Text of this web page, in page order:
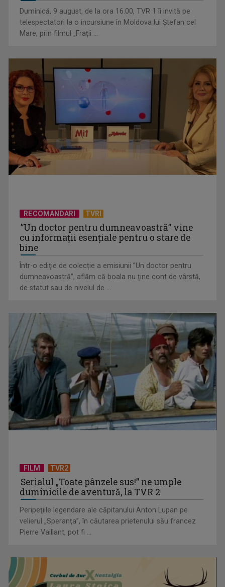
Visul începe la „Vedeta Familiei”! Au început înscrierile
pentru sezonul 9
Octavian Cotescu, în rolul maiorului Vigu, pus să rezolve
misterul unei ...
„Brazilia – întoarcerea la pădure”: salvarea vine din
înţelepciunea veche, ...
Tenis internațional la Târgu Mureș! TVR Sport transmite
finalele AXERIA Open ...
Duminică, 9 august, de la ora 16.00, TVR 1 îi invită pe
telespectatori la o incursiune în Moldova lui Ștefan cel
Mare, prin filmul „Frații ...
RECOMANDARI TVRI
”Un doctor pentru dumneavoastră” vine
cu informații esențiale pentru o stare de
bine
Într-o ediţie de colecție a emisiunii ”Un doctor pentru
dumneavoastră”, aflăm că boala nu ține cont de vârstă,
de statut sau de nivelul de ...
FILM TVR2
Serialul „Toate pânzele sus!” ne umple
duminicile de aventură, la TVR 2
Peripeţiile legendare ale căpitanului Anton Lupan pe
velierul „Speranţa”, în căutarea prietenului său francez
Pierre Vaillant, pot fi ...